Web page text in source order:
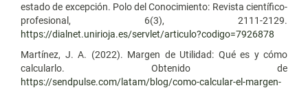
estado de excepción. Polo del Conocimiento: Revista científico-
profesional, 6(3), 2111-2129.
https://dialnet.unirioja.es/servlet/articulo?codigo=7926878
Martínez, J. A. (2022). Margen de Utilidad: Qué es y cómo
calcularlo. Obtenido de
https://sendpulse.com/latam/blog/como-calcular-el-margen-